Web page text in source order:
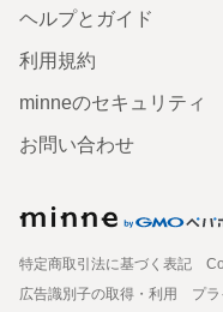
ヘルプとガイド
利用規約
minneのセキュリティ
お問い合わせ
特定商取引法に基づく表記
広告識別子の取得・利用
プ